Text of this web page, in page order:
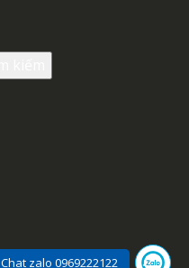
Chat zalo 0969222122